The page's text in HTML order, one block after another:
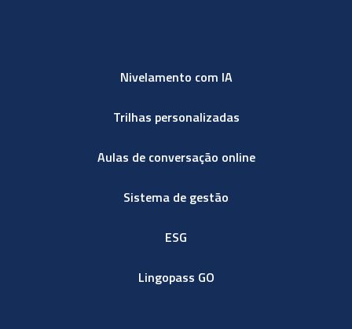
Nivelamento com IA
Trilhas personalizadas
Aulas de conversação online
Sistema de gestão
ESG
Lingopass GO